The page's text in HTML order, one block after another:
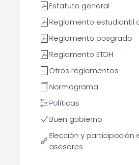
Estatuto general
Reglamento estudiantil
Reglamento posgrado
Reglamento ETDH
Otros reglamentos
Normograma
Políticas
Buen gobierno
Elección y participación
asesores